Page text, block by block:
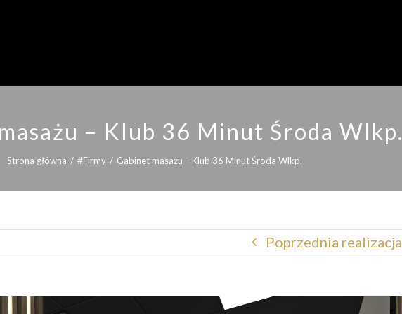
– Klub 36 Minut Środa Wlkp.
Strona główna / #Firmy / Gabinet masażu – Klub 36 Minut Środa Wlkp.
Poprzednia realizacja